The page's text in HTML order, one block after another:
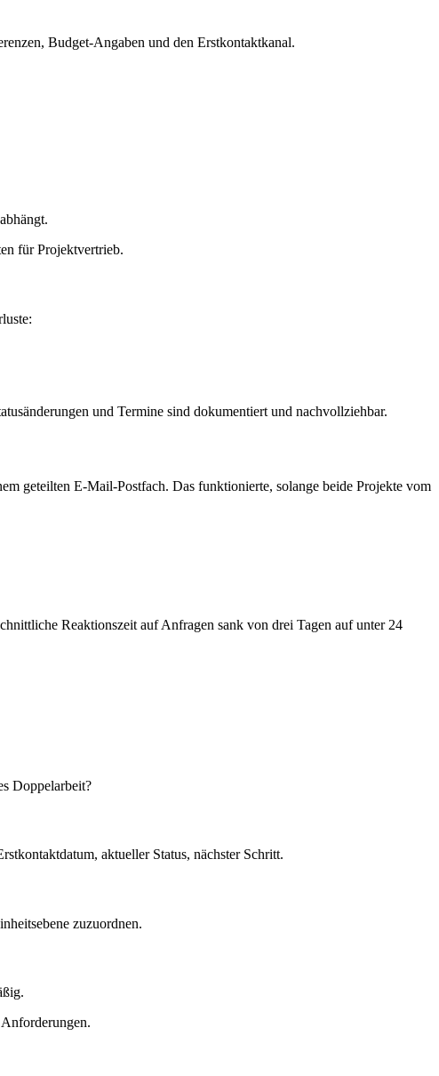
Budget-Angaben und den Erstkontaktkanal.
für Projektvertrieb.
und Termine sind dokumentiert und nachvollziehbar.
geteilten E-Mail-Postfach. Das funktionierte, solange beide Projekte vom
Reaktionszeit auf Anfragen sank von drei Tagen auf unter 24
Doppelarbeit?
aktueller Status, nächster Schritt.
zuzuordnen.